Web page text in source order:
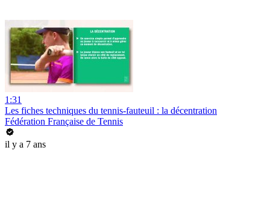
1:31
Les fiches techniques du tennis-fauteuil : la décentration
Fédération Française de Tennis
il y a 7 ans